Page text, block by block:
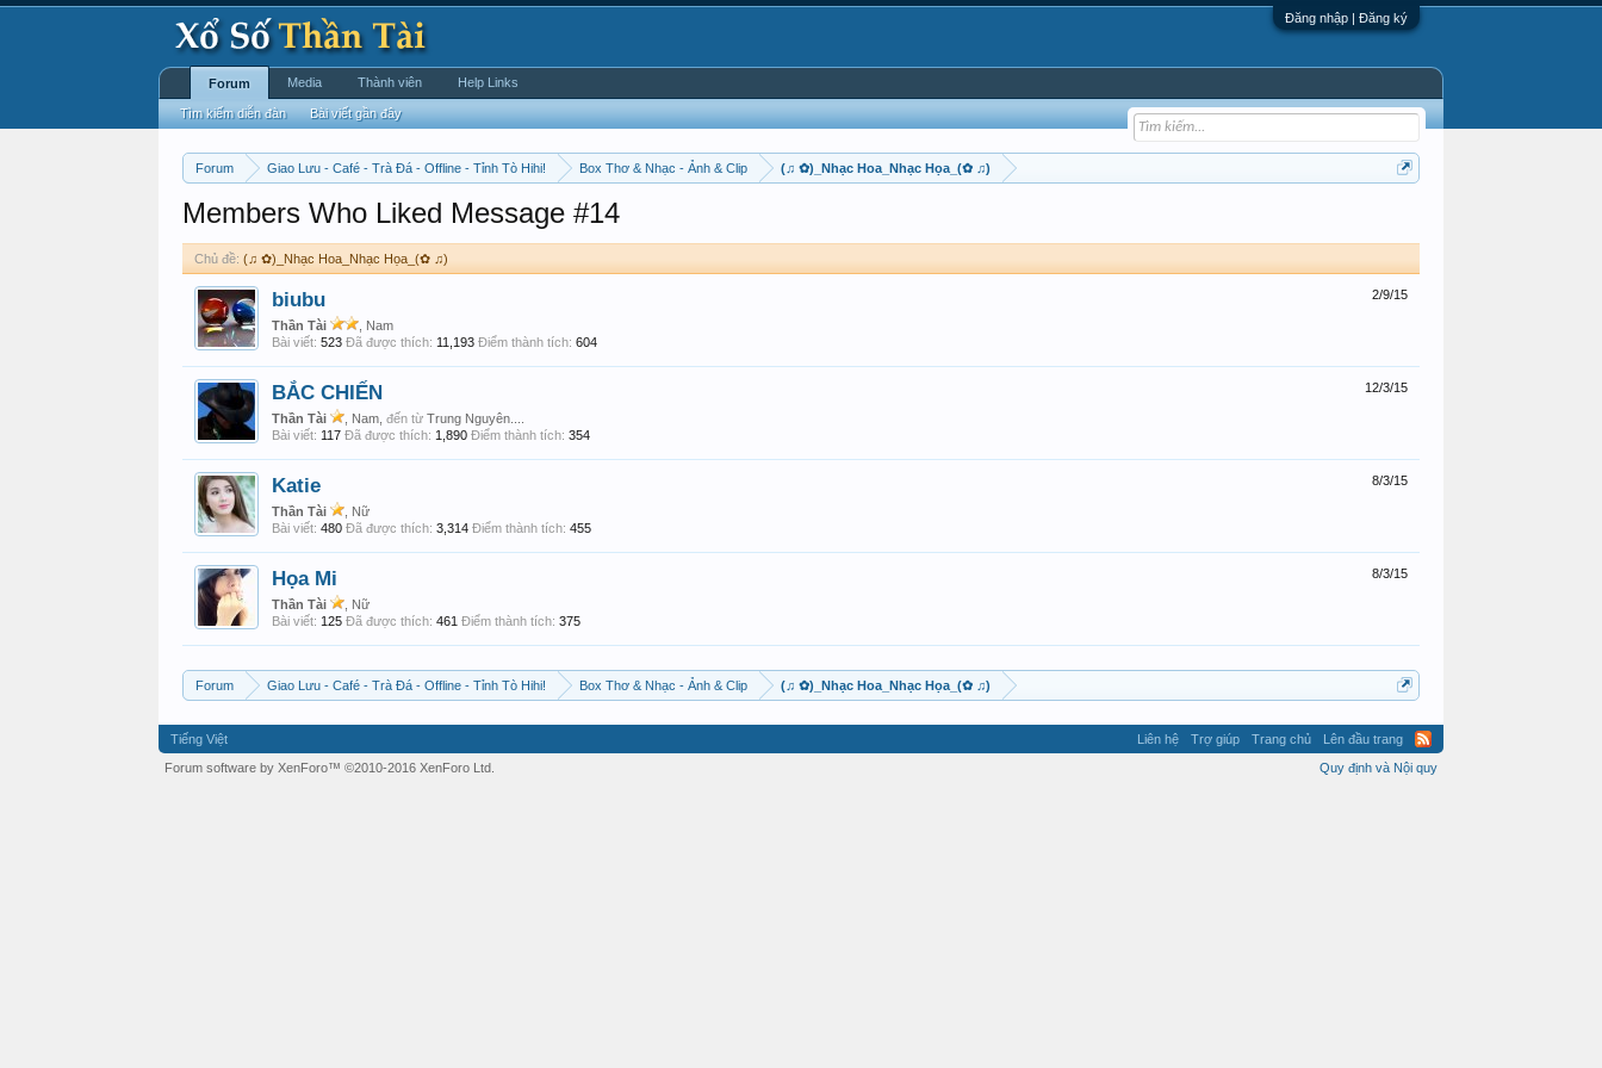
Đăng nhập | Đăng ký
Forum Giao Lưu - Café - Trà Đá - Offline - Tỉnh Tò Hihi! Box Thơ & Nhạc - Ảnh & Clip (♫ ✿)_Nhạc Hoa_Nhạc Họa_(✿ ♫)
Members Who Liked Message #14
Chủ đề: (♫ ✿)_Nhạc Hoa_Nhạc Họa_(✿ ♫)
2/9/15
biubu
Thần Tài
, Nam
Bài viết: 523 Đã được thích: 11,193 Điểm thành tích: 604
12/3/15
BẮC CHIẾN
Thần Tài , Nam, đến từ Trung Nguyên....
Bài viết: 117 Đã được thích: 1,890 Điểm thành tích: 354
8/3/15
Katie
Thần Tài
, Nữ
Bài viết: 480 Đã được thích: 3,314 Điểm thành tích: 455
8/3/15
Họa Mi
Thần Tài
, Nữ
Bài viết: 125 Đã được thích: 461 Điểm thành tích: 375
Forum Giao Lưu - Café - Trà Đá - Offline - Tỉnh Tò Hihi! Box Thơ & Nhạc - Ảnh & Clip (♫ ✿)_Nhạc Hoa_Nhạc Họa_(✿ ♫)
Forum
Tìm kiếm diễn đàn Bài viết gần đây
Media Thành viên Help Links
Tiếng Việt Liên hệ Trợ giúp Trang chủ
Lên đầu trang
Quy định và Nội quy
Forum software by XenForo™ ©2010-2016 XenForo Ltd.